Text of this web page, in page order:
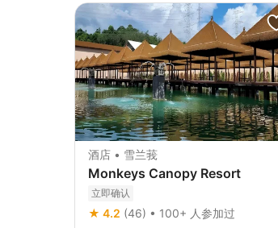
酒店 • 雪兰莪
Monkeys Canopy Resort
立即确认
★ 4.2 (46) • 100+ 人参加过